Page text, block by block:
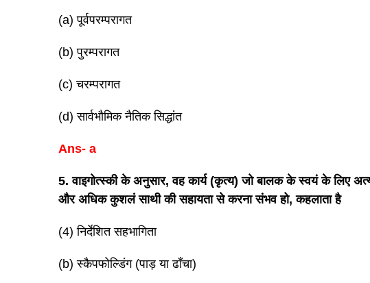
(a) पूर्वपरम्परागत
(b) पुरम्परागत
(c) चरम्परागत
(d) सार्वभौमिक नैतिक सिद्धांत
Ans- a
5. वाइगोत्स्की के अनुसार, वह कार्य (कृत्य) जो बालक के स्वयं के लिए
और अधिक कुशलं साथी की सहायता से करना संभव हो, कहलाता है
(4) निर्देशित सहभागिता
(b) स्कैपफोल्डिंग (पाड़ या ढाँचा)